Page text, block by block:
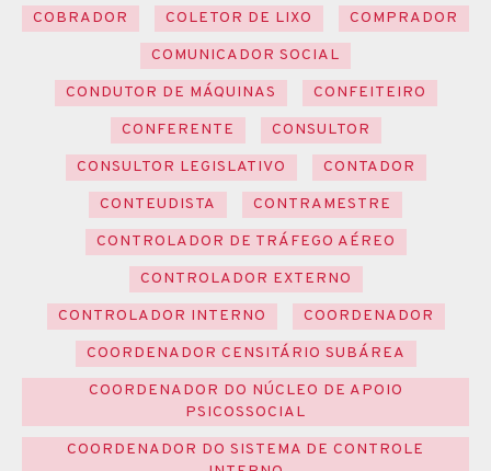
COBRADOR
COLETOR DE LIXO
COMPRADOR
COMUNICADOR SOCIAL
CONDUTOR DE MÁQUINAS
CONFEITEIRO
CONFERENTE
CONSULTOR
CONSULTOR LEGISLATIVO
CONTADOR
CONTEUDISTA
CONTRAMESTRE
CONTROLADOR DE TRÁFEGO AÉREO
CONTROLADOR EXTERNO
CONTROLADOR INTERNO
COORDENADOR
COORDENADOR CENSITÁRIO SUBÁREA
COORDENADOR DO NÚCLEO DE APOIO
PSICOSSOCIAL
COORDENADOR DO SISTEMA DE CONTROLE